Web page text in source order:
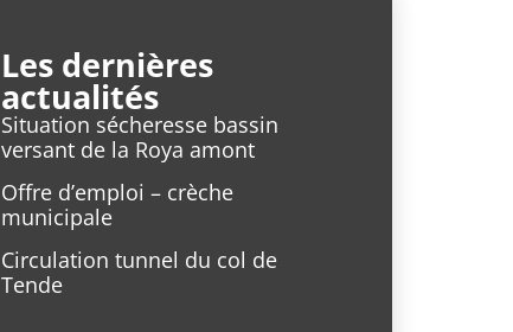
Les dernières
actualités
Situation sécheresse bassin
versant de la Roya amont
Offre d’emploi – crèche
municipale
Circulation tunnel du col de
Tende